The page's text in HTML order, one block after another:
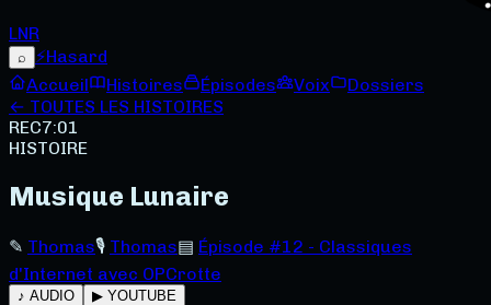
LNR
⌕ ⚡Hasard
Accueil
Histoires Épisodes Voix
Dossiers
← TOUTES LES HISTOIRES
REC7:01
HISTOIRE
Musique Lunaire
✎ Thomas🎙 Thomas▤ Épisode #12 - Classiques
d'Internet avec OPCrotte
♪ AUDIO ▶ YOUTUBE